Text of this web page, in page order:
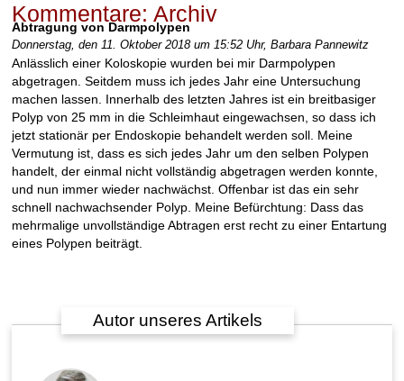
Kommentare: Archiv
Abtragung von Darmpolypen
Donnerstag, den 11. Oktober 2018 um 15:52 Uhr, Barbara Pannewitz
Anlässlich einer Koloskopie wurden bei mir Darmpolypen
abgetragen. Seitdem muss ich jedes Jahr eine Untersuchung
machen lassen. Innerhalb des letzten Jahres ist ein breitbasiger
Polyp von 25 mm in die Schleimhaut eingewachsen, so dass ich
jetzt stationär per Endoskopie behandelt werden soll. Meine
Vermutung ist, dass es sich jedes Jahr um den selben Polypen
handelt, der einmal nicht vollständig abgetragen werden konnte,
und nun immer wieder nachwächst. Offenbar ist das ein sehr
schnell nachwachsender Polyp. Meine Befürchtung: Dass das
mehrmalige unvollständige Abtragen erst recht zu einer Entartung
eines Polypen beiträgt.
Autor unseres Artikels
W
i
e
g
u
t
i
s
t
D
a
r
m
k
h
i